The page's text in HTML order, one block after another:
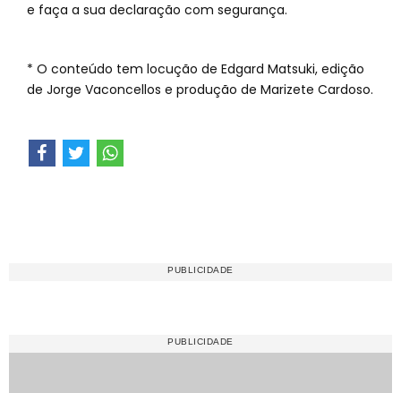
e faça a sua declaração com segurança.
* O conteúdo tem locução de Edgard Matsuki, edição
de Jorge Vaconcellos e produção de Marizete Cardoso.